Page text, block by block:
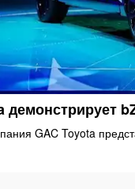
демонстрирует
GAC Toyota